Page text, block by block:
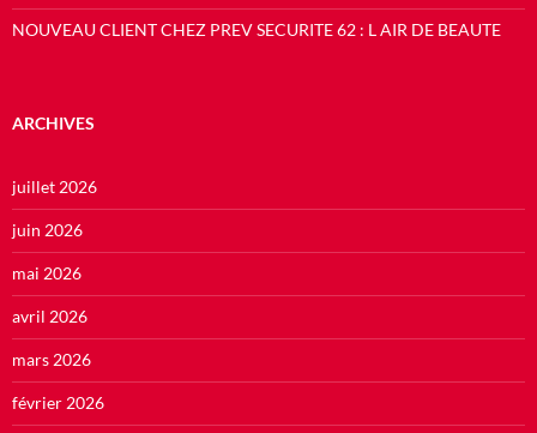
NOUVEAU CLIENT CHEZ PREV SECURITE 62 : L AIR DE BEAUTE
ARCHIVES
juillet 2026
juin 2026
mai 2026
avril 2026
mars 2026
février 2026